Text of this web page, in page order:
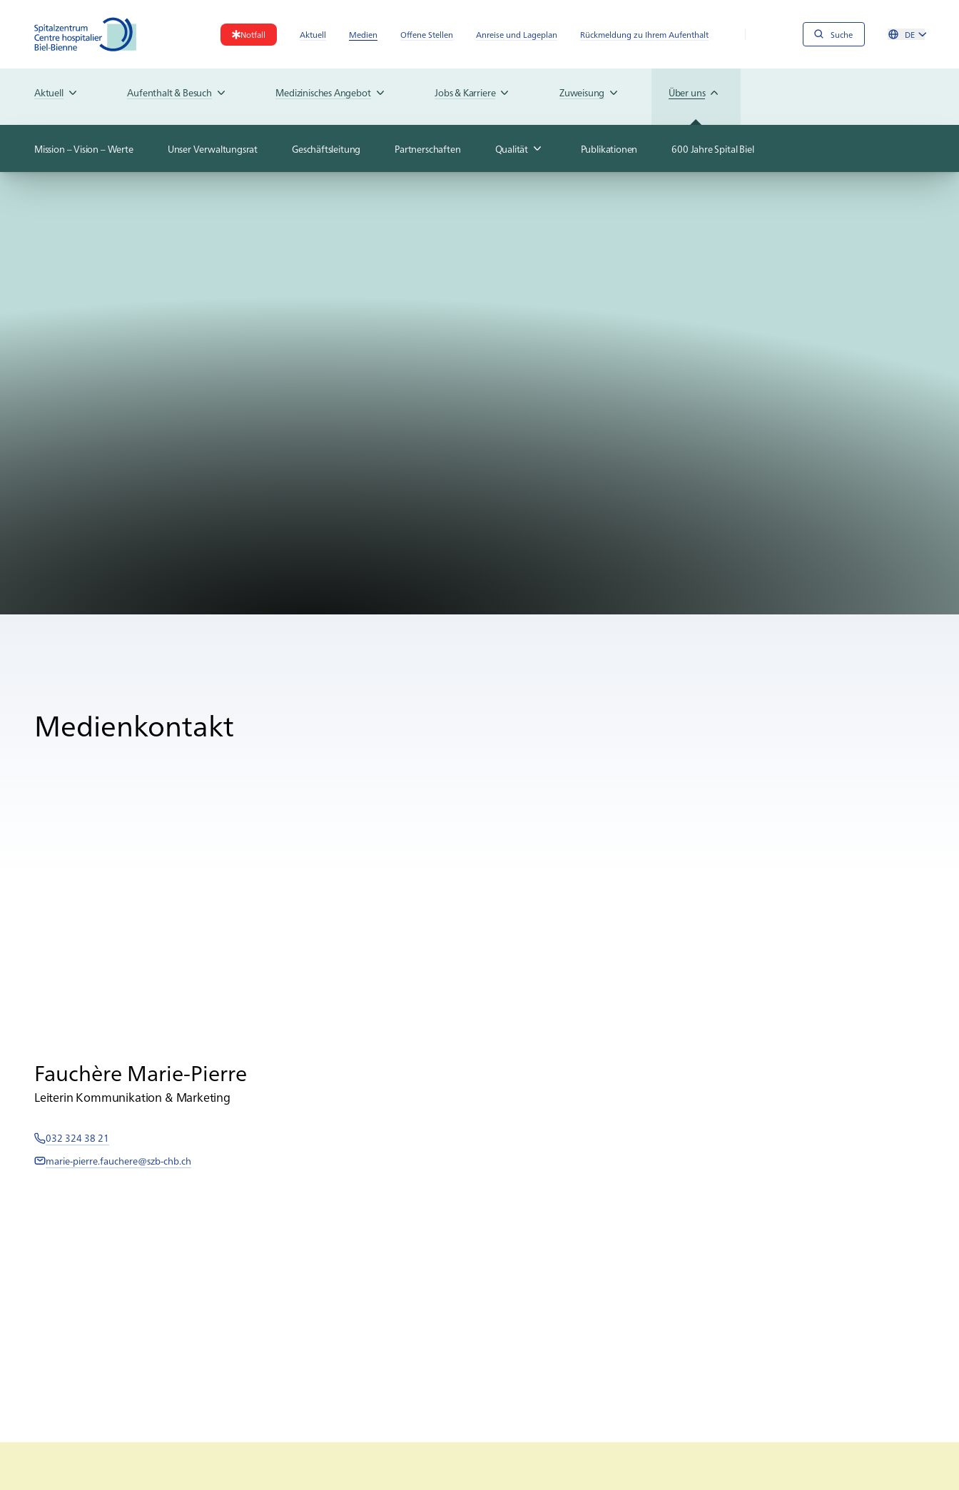
Notfall Aktuell Medien Offene Stellen Anreise und Lageplan Rückmeldung zu Ihrem Aufenthalt Suche DE
Aktuell Aufenthalt & Besuch Medizinisches Angebot Jobs & Karriere Zuweisung Über uns
Mission – Vision – Werte Unser Verwaltungsrat Geschäftsleitung Partnerschaften Qualität Publikationen 600 Jahre Spital Biel
Medienkontakt
Fauchère Marie-Pierre
Leiterin Kommunikation & Marketing
032 324 38 21
marie-pierre.fauchere@szb-chb.ch